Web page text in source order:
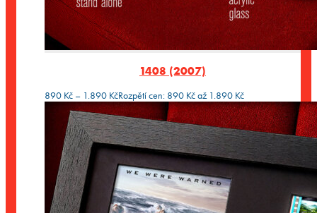
1408 (2007)
890 Kč – 1.890 KčRozpětí cen: 890 Kč až 1.890 Kč